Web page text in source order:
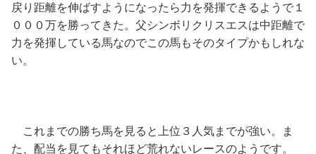
戻り距離を伸ばすようになったら力を発揮できるようで１
０００万を勝ってきた。父シンボリクリスエスは中距離で
力を発揮している馬なのでこの馬もそのタイプかもしれな
い。
これまでの勝ち馬を見ると上位３人気までが強い。ま
た、配当を見てもそれほど荒れないレースのようです。